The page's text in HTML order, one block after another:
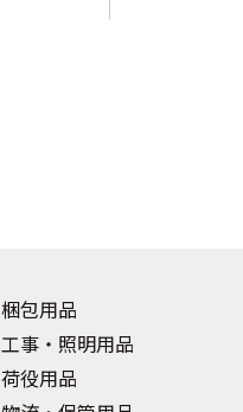
梱包用品
工事・照明用品
荷役用品